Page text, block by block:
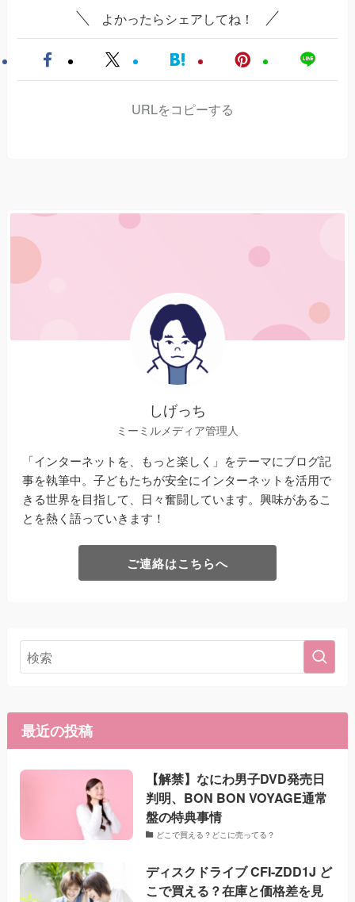
よかったらシェアしてね！
URLをコピーする
しげっち
ミーミルメディア管理人
「インターネットを、もっと楽しく」をテーマにブログ記
事を執筆中。子どもたちが安全にインターネットを活用で
きる世界を目指して、日々奮闘しています。興味があるこ
とを熱く語っていきます！
ご連絡はこちらへ
最近の投稿
【解禁】なにわ男子DVD発売日
判明、BON BON VOYAGE通常
盤の特典事情
どこで買える？どこに売ってる？
ディスクドライブ CFI-ZDD1J ど
こで買える？在庫と価格差を見